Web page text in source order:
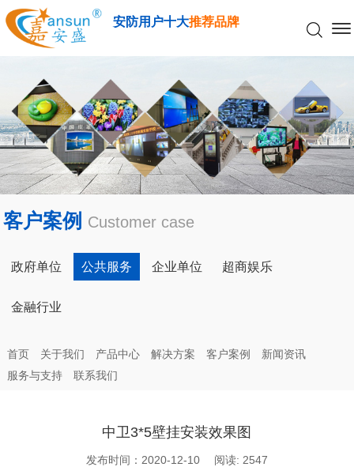
安防用户十大推荐品牌
客户案例 Customer case
政府单位 公共服务 企业单位 超商娱乐
金融行业
首页 关于我们 产品中心 解决方案 客户案例
新闻资讯
服务与支持
联系我们
中卫3*5壁挂安装效果图
发布时间：2020-12-10 阅读: 2547